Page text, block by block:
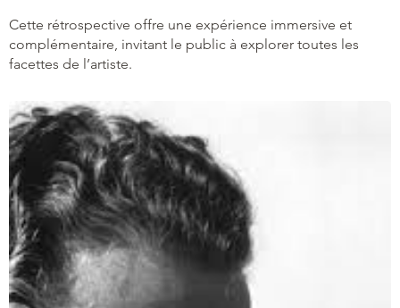
Cette rétrospective offre une expérience immersive et
complémentaire, invitant le public à explorer toutes les
facettes de l’artiste.